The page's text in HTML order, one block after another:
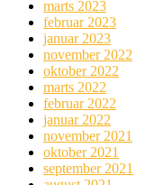
marts 2023
februar 2023
januar 2023
november 2022
oktober 2022
marts 2022
februar 2022
januar 2022
november 2021
oktober 2021
september 2021